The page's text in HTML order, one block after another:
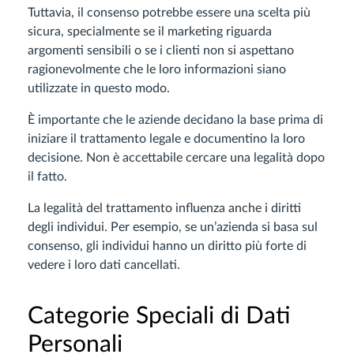
Tuttavia, il consenso potrebbe essere una scelta più
sicura, specialmente se il marketing riguarda
argomenti sensibili o se i clienti non si aspettano
ragionevolmente che le loro informazioni siano
utilizzate in questo modo.
È importante che le aziende decidano la base prima di
iniziare il trattamento legale e documentino la loro
decisione. Non è accettabile cercare una legalità dopo
il fatto.
La legalità del trattamento influenza anche i diritti
degli individui. Per esempio, se un’azienda si basa sul
consenso, gli individui hanno un diritto più forte di
vedere i loro dati cancellati.
Categorie Speciali di Dati
Personali